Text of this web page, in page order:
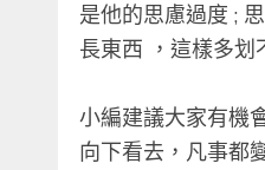
是他的思慮過度 ;
長東西 ，這樣多划
小編建議大家有機
向下看去，凡事都